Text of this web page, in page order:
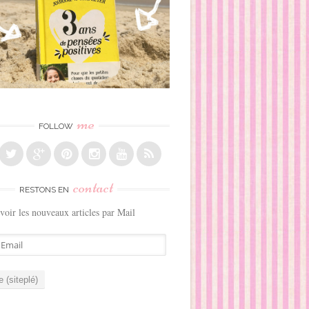
FOLLOW me
RESTONS EN contact
les nouveaux articles par Mail